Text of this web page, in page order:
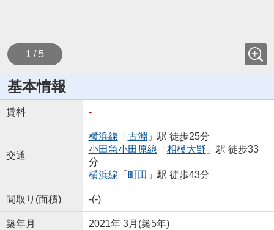
1 / 5
基本情報
賃料 -
交通
横浜線 「 古淵 」駅 徒歩25分
小田急小田原線 「 相模大野 」駅 徒歩33
分
横浜線 「 町田 」駅 徒歩43分
間取り(面積) -(-)
築年月 2021年 3月(築5年)